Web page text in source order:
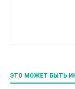
ЭТО МОЖЕТ БЫТЬ